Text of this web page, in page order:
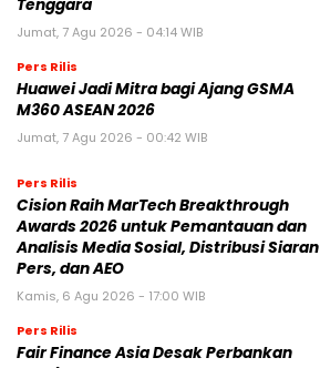
Tenggara
Jumat, 7 Agu 2026 - 04:14 WIB
Pers Rilis
Huawei Jadi Mitra bagi Ajang GSMA
M360 ASEAN 2026
Jumat, 7 Agu 2026 - 00:42 WIB
Pers Rilis
Cision Raih MarTech Breakthrough
Awards 2026 untuk Pemantauan dan
Analisis Media Sosial, Distribusi Siaran
Pers, dan AEO
Kamis, 6 Agu 2026 - 17:00 WIB
Pers Rilis
Fair Finance Asia Desak Perbankan